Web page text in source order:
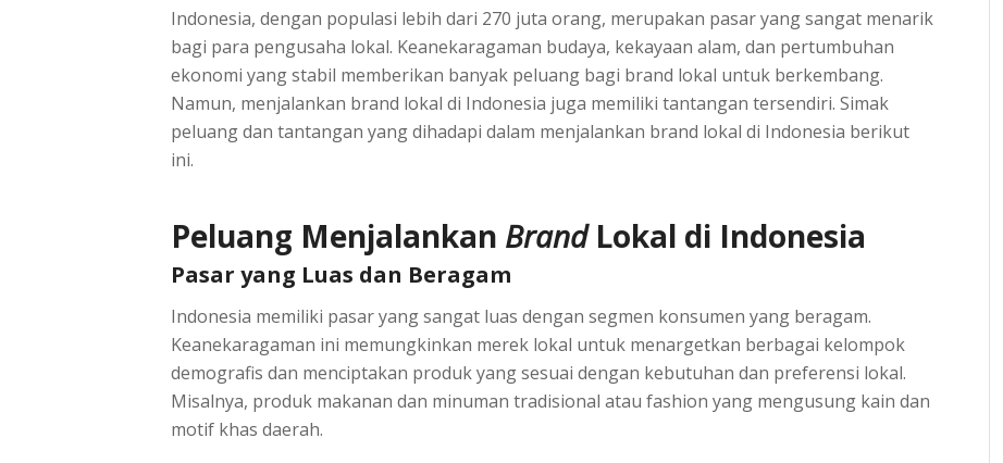
Indonesia, dengan populasi lebih dari 270 juta orang, merupakan pasar yang sangat menarik
bagi para pengusaha lokal. Keanekaragaman budaya, kekayaan alam, dan pertumbuhan
ekonomi yang stabil memberikan banyak peluang bagi brand lokal untuk berkembang.
Namun, menjalankan brand lokal di Indonesia juga memiliki tantangan tersendiri. Simak
peluang dan tantangan yang dihadapi dalam menjalankan brand lokal di Indonesia berikut
ini.
Peluang Menjalankan BrandLokal di Indonesia
Pasar yang Luas dan Beragam
Indonesia memiliki pasar yang sangat luas dengan segmen konsumen yang beragam.
Keanekaragaman ini memungkinkan merek lokal untuk menargetkan berbagai kelompok
demografis dan menciptakan produk yang sesuai dengan kebutuhan dan preferensi lokal.
Misalnya, produk makanan dan minuman tradisional atau fashion yang mengusung kain dan
motif khas daerah.